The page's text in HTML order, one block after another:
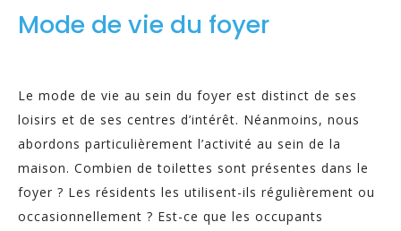
Mode de vie du foyer
Le mode de vie au sein du foyer est distinct de ses
loisirs et de ses centres d’intérêt. Néanmoins, nous
abordons particulièrement l’activité au sein de la
maison. Combien de toilettes sont présentes dans le
foyer ? Les résidents les utilisent-ils régulièrement ou
occasionnellement ? Est-ce que les occupants